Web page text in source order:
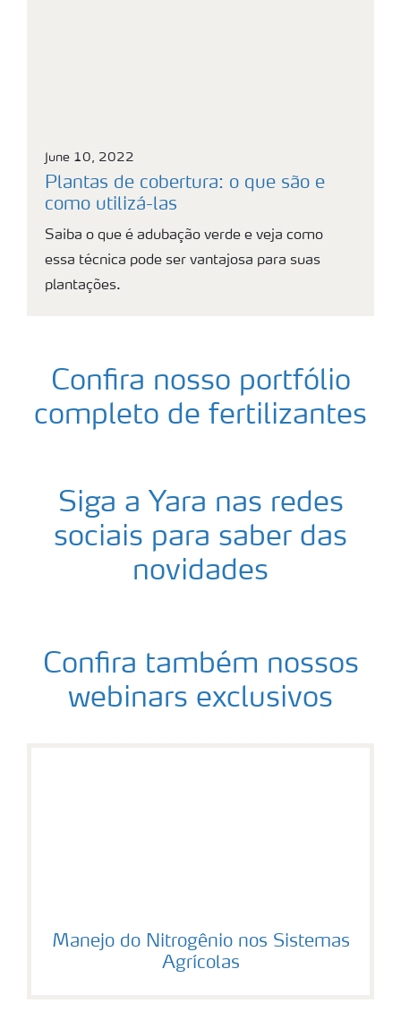
June 10, 2022
Plantas de cobertura: o que são e
como utilizá-las
Saiba o que é adubação verde e veja como
essa técnica pode ser vantajosa para suas
plantações.
Confira nosso portfólio
completo de fertilizantes
Siga a Yara nas redes
sociais para saber das
novidades
Confira também nossos
webinars exclusivos
Manejo do Nitrogênio nos Sistemas
Agrícolas